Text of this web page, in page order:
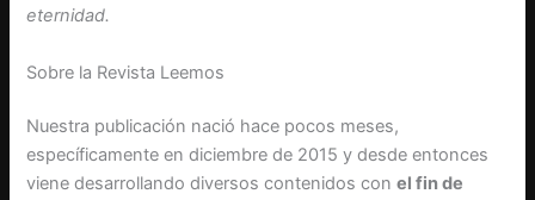
eternidad.
Sobre la Revista Leemos
Nuestra publicación nació hace pocos meses,
específicamente en diciembre de 2015 y desde entonces
viene desarrollando diversos contenidos conel fin de